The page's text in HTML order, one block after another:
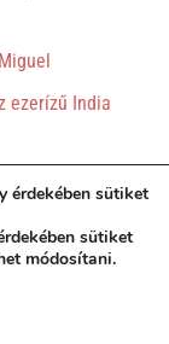
ezerízű India
Szőcs
Szőcs
érdekében sütiket
sütiket
módosítani.